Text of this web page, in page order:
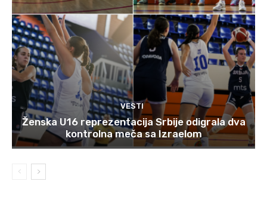
VESTI
Ženska U16 reprezentacija Srbije odigrala dva
kontrolna meča sa Izraelom